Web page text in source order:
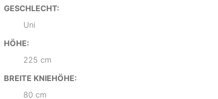
GESCHLECHT:
Uni
HÖHE:
225 cm
BREITE KNIEHÖHE:
80 cm